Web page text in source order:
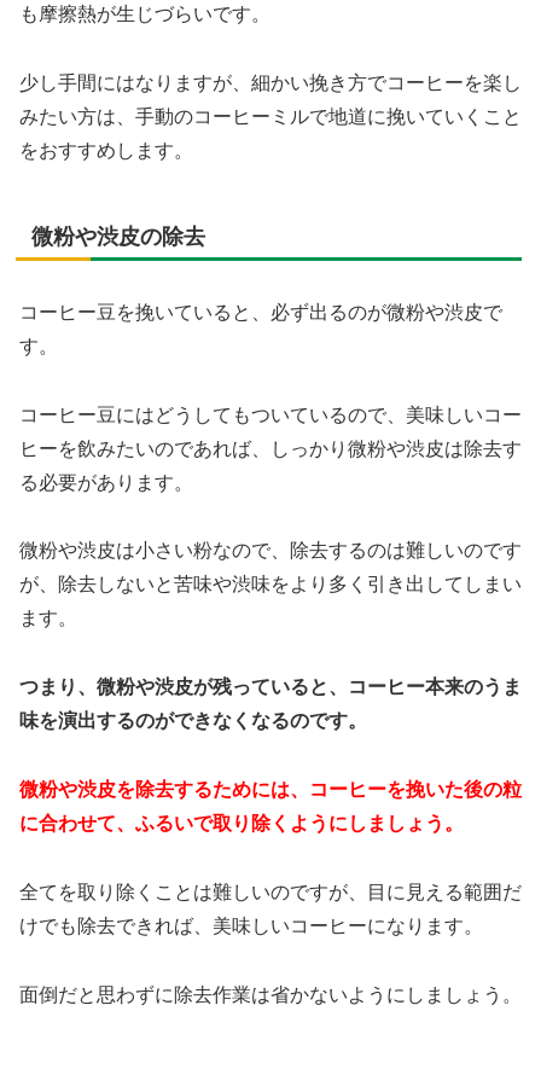
も摩擦熱が生じづらいです。
少し手間にはなりますが、細かい挽き方でコーヒーを楽し
みたい方は、手動のコーヒーミルで地道に挽いていくこと
をおすすめします。
微粉や渋皮の除去
コーヒー豆を挽いていると、必ず出るのが微粉や渋皮で
す。
コーヒー豆にはどうしてもついているので、美味しいコー
ヒーを飲みたいのであれば、しっかり微粉や渋皮は除去す
る必要があります。
微粉や渋皮は小さい粉なので、除去するのは難しいのです
が、除去しないと苦味や渋味をより多く引き出してしまい
ます。
つまり、微粉や渋皮が残っていると、コーヒー本来のうま
味を演出するのができなくなるのです。
微粉や渋皮を除去するためには、コーヒーを挽いた後の粒
に合わせて、ふるいで取り除くようにしましょう。
全てを取り除くことは難しいのですが、目に見える範囲だ
けでも除去できれば、美味しいコーヒーになります。
面倒だと思わずに除去作業は省かないようにしましょう。